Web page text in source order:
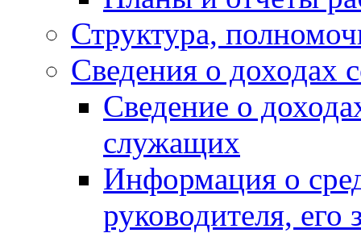
Структура,
Сведения о доходах
Сведение о
служащих
Информация о
руководителя, его